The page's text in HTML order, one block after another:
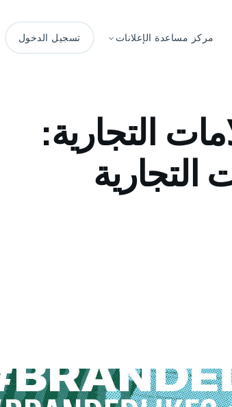
مركز مساعدة الإعلانات تسجيل الدخول
التجارية:
التجارية